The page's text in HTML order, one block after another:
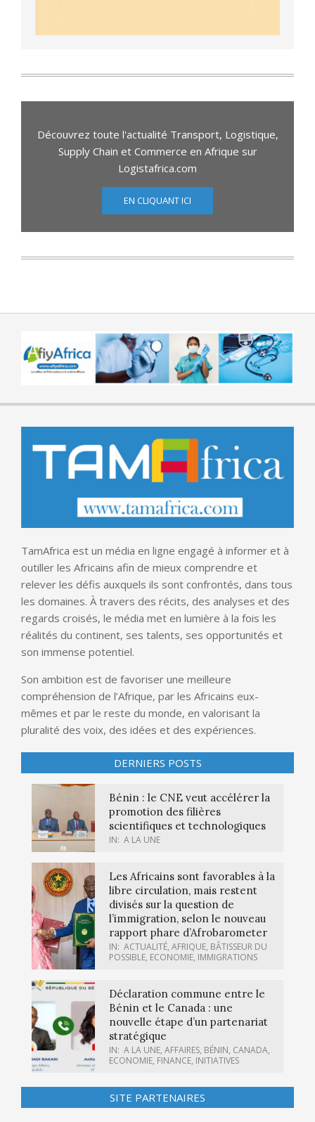
Découvrez toute l'actualité Transport, Logistique,
Supply Chain et Commerce en Afrique sur
Logistafrica.com
EN CLIQUANT ICI
TamAfrica est un média en ligne engagé à informer et à
outiller les Africains afin de mieux comprendre et
relever les défis auxquels ils sont confrontés, dans tous
les domaines. À travers des récits, des analyses et des
regards croisés, le média met en lumière à la fois les
réalités du continent, ses talents, ses opportunités et
son immense potentiel.
Son ambition est de favoriser une meilleure
compréhension de l’Afrique, par les Africains eux-
mêmes et par le reste du monde, en valorisant la
pluralité des voix, des idées et des expériences.
DERNIERS POSTS
Bénin : le CNE veut accélérer la
promotion des filières
scientifiques et technologiques
IN: A LA UNE
Les Africains sont favorables à la
libre circulation, mais restent
divisés sur la question de
l’immigration, selon le nouveau
rapport phare d’Afrobarometer
IN: ACTUALITÉ, AFRIQUE, BÂTISSEUR DU
POSSIBLE, ECONOMIE, IMMIGRATIONS
Déclaration commune entre le
Bénin et le Canada : une
nouvelle étape d’un partenariat
stratégique
IN: A LA UNE, AFFAIRES, BÉNIN, CANADA,
ECONOMIE, FINANCE, INITIATIVES
SITE PARTENAIRES